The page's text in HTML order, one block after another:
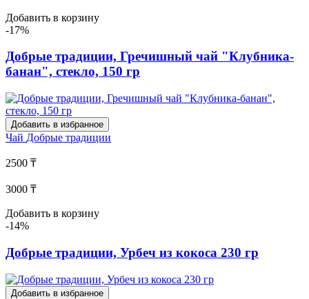
Добавить в корзину
-17%
Добрые традиции, Гречишный чай "Клубника-
банан", стекло, 150 гр
Добавить в избранное
Чай Добрые традиции
2500 ₸
3000 ₸
Добавить в корзину
-14%
Добрые традиции, Урбеч из кокоса 230 гр
Добавить в избранное